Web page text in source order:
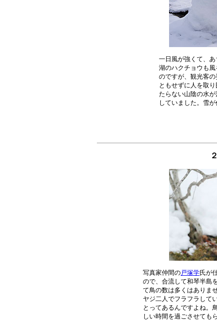
一日風が強くて、
湖のハクチョウも
のですが、観光客
ともせずに人を取
たらない山陰の水
写真家仲間の戸塚学氏が
ので、合流して和琴半島
て鳥の数は多くはありま
ヤジ二人でフラフラして
とってあるんですよね。